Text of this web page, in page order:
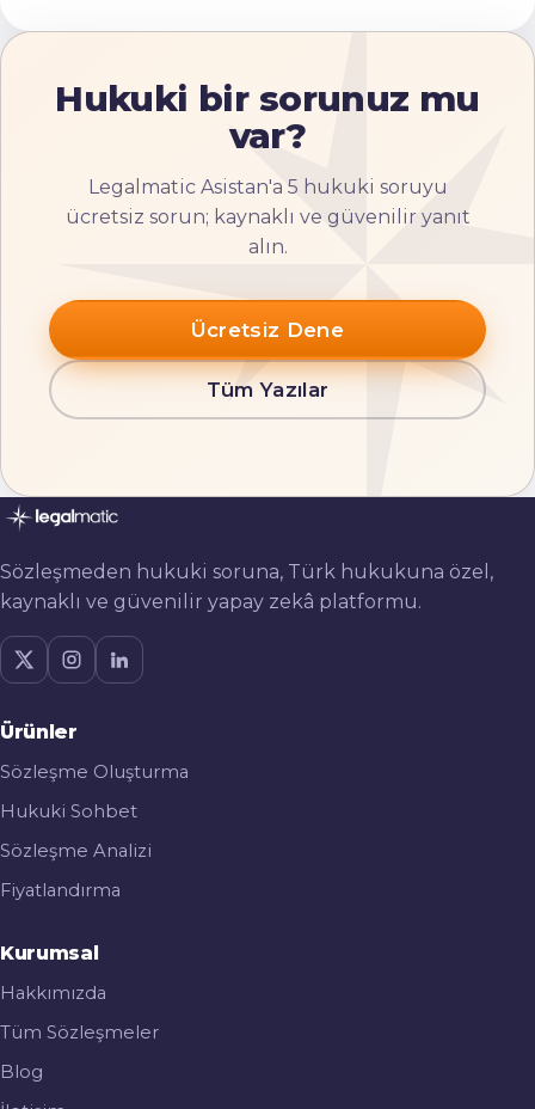
Hukuki bir sorunuz mu
var?
Legalmatic Asistan'a 5 hukuki soruyu
ücretsiz sorun; kaynaklı ve güvenilir yanıt
alın.
Ücretsiz Dene
Tüm Yazılar
Sözleşmeden hukuki soruna, Türk hukukuna özel,
kaynaklı ve güvenilir yapay zekâ platformu.
Ürünler
Sözleşme Oluşturma
Hukuki Sohbet
Sözleşme Analizi
Fiyatlandırma
Kurumsal
Hakkımızda
Tüm Sözleşmeler
Blog